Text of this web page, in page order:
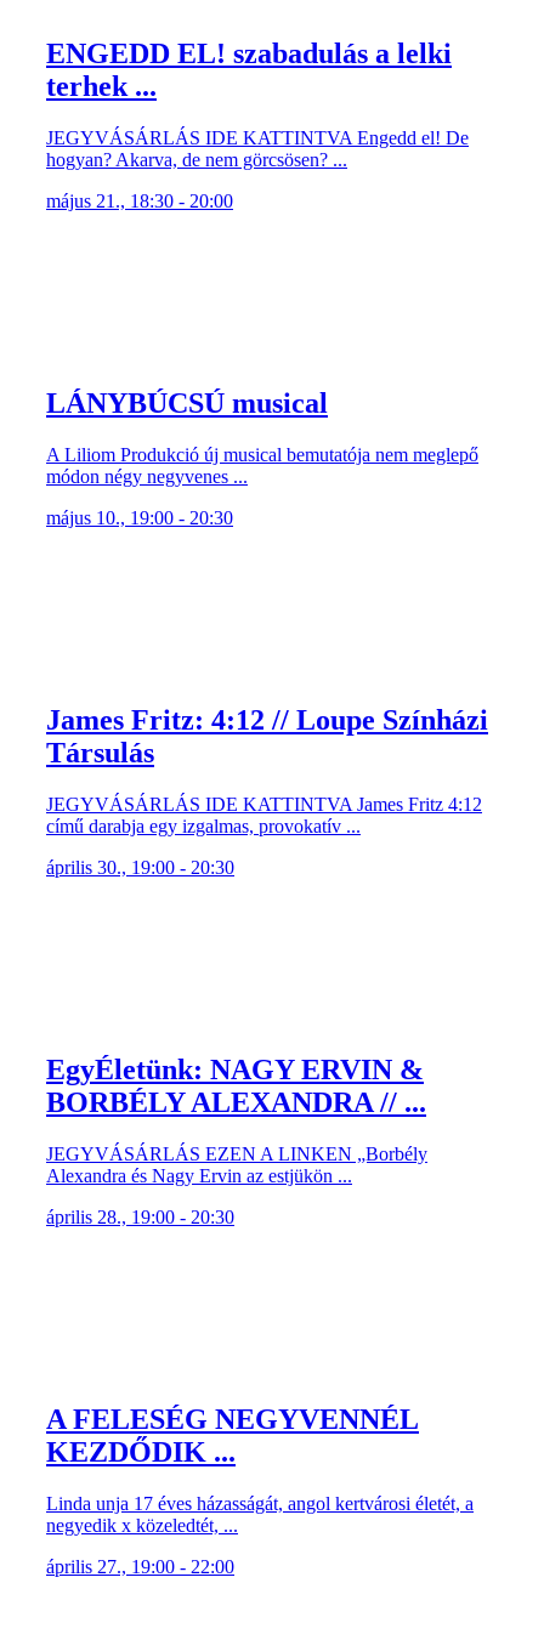
ENGEDD EL! szabadulás a lelki
terhek ...
JEGYVÁSÁRLÁS IDE KATTINTVA Engedd el! De
hogyan? Akarva, de nem görcsösen? ...
május 21., 18:30 - 20:00
LÁNYBÚCSÚ musical
A Liliom Produkció új musical bemutatója nem meglepő
módon négy negyvenes ...
május 10., 19:00 - 20:30
James Fritz: 4:12 // Loupe Színházi
Társulás
JEGYVÁSÁRLÁS IDE KATTINTVA James Fritz 4:12
című darabja egy izgalmas, provokatív ...
április 30., 19:00 - 20:30
EgyÉletünk: NAGY ERVIN &
BORBÉLY ALEXANDRA // ...
JEGYVÁSÁRLÁS EZEN A LINKEN „Borbély
Alexandra és Nagy Ervin az estjükön ...
április 28., 19:00 - 20:30
A FELESÉG NEGYVENNÉL
KEZDŐDIK ...
Linda unja 17 éves házasságát, angol kertvárosi életét, a
negyedik x közeledtét, ...
április 27., 19:00 - 22:00